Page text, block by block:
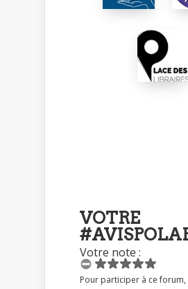
VOTRE
Votre note :
Pour participer à ce forum, vous devez